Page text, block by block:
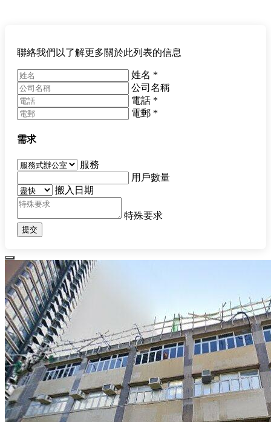
聯絡我們以了解更多關於此列表的信息
姓名 *
公司名稱
電話 *
電郵 *
需求
服務
用戶數量
搬入日期
特殊要求
提交